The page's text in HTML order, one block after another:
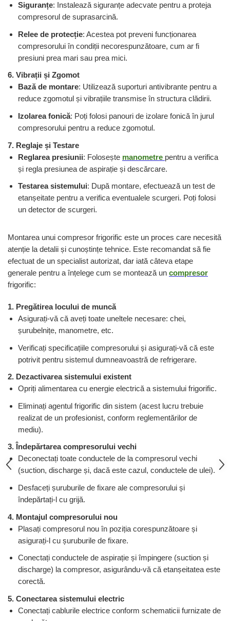
Siguranțe: Instalează siguranțe adecvate pentru a proteja
compresorul de suprasarcină.
Relee de protecție: Acestea pot preveni funcționarea
compresorului în condiții necorespunzătoare, cum ar fi
presiuni prea mari sau prea mici.
6. Vibrații și Zgomot
Bază de montare: Utilizează suporturi antivibrante pentru a
reduce zgomotul și vibrațiile transmise în structura clădirii.
Izolarea fonică: Poți folosi panouri de izolare fonică în jurul
compresorului pentru a reduce zgomotul.
7. Reglaje și Testare
Reglarea presiunii: Folosește manometre pentru a verifica
și regla presiunea de aspirație și descărcare.
Testarea sistemului: După montare, efectuează un test de
etanșeitate pentru a verifica eventualele scurgeri. Poți folosi
un detector de scurgeri.
Montarea unui compresor frigorific este un proces care necesită
atenție la detalii și cunoștințe tehnice. Este recomandat să fie
efectuat de un specialist autorizat, dar iată câteva etape
generale pentru a înțelege cum se montează un compresor
frigorific:
1. Pregătirea locului de muncă
Asigurați-vă că aveți toate uneltele necesare: chei,
șurubelnițe, manometre, etc.
Verificați specificațiile compresorului și asigurați-vă că este
potrivit pentru sistemul dumneavoastră de refrigerare.
2. Dezactivarea sistemului existent
Opriți alimentarea cu energie electrică a sistemului frigorific.
Eliminați agentul frigorific din sistem (acest lucru trebuie
realizat de un profesionist, conform reglementărilor de
mediu).
3. Îndepărtarea compresorului vechi
Deconectați toate conductele de la compresorul vechi
(suction, discharge și, dacă este cazul, conductele de ulei).
Desfaceți șuruburile de fixare ale compresorului și
îndepărtați-l cu grijă.
4. Montajul compresorului nou
Plasați compresorul nou în poziția corespunzătoare și
asigurați-l cu șuruburile de fixare.
Conectați conductele de aspirație și împingere (suction și
discharge) la compresor, asigurându-vă că etanșeitatea este
corectă.
5. Conectarea sistemului electric
Conectați cablurile electrice conform schematicii furnizate de